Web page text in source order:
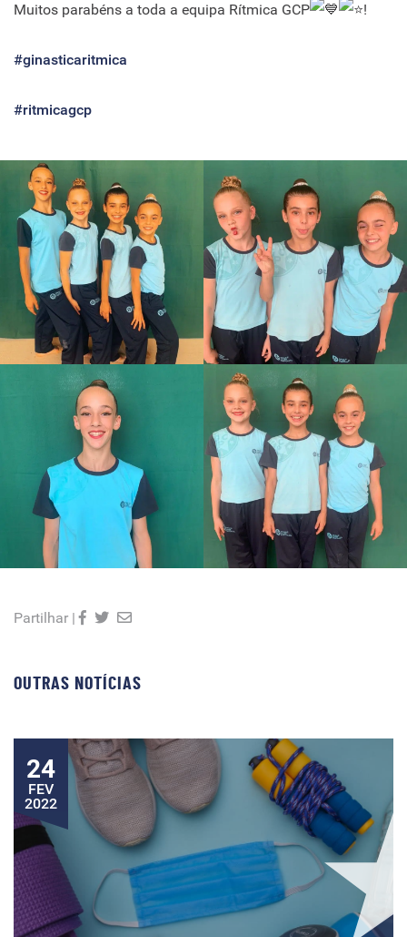
Muitos parabéns a toda a equipa Rítmica GCP !
#ginasticaritmica
#ritmicagcp
Partilhar |
OUTRAS NOTÍCIAS
24
FEV
2022